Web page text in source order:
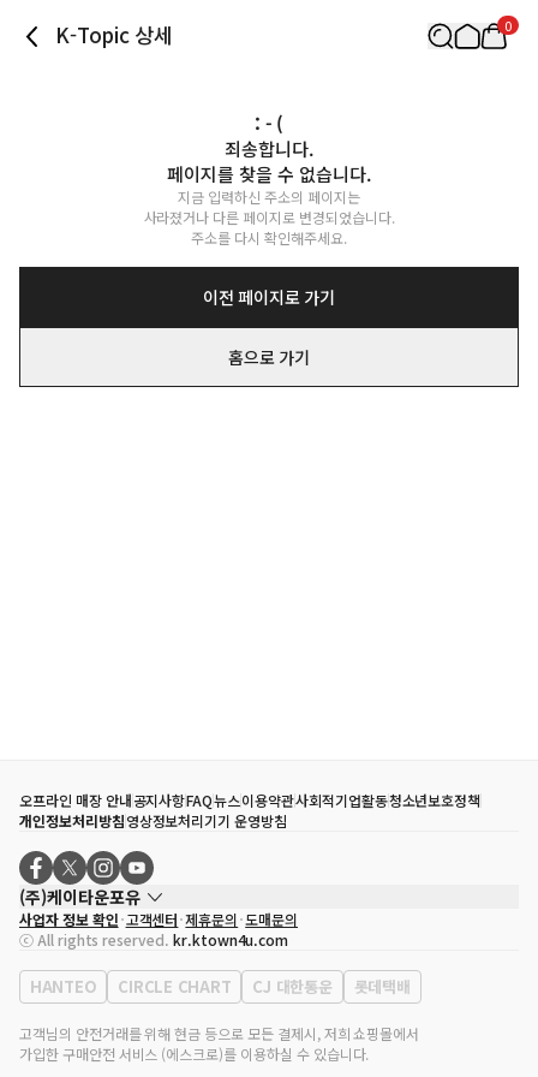
K-Topic 상세 0
: - (
죄송합니다.
페이지를 찾을 수 없습니다.
지금 입력하신 주소의 페이지는
사라졌거나 다른 페이지로 변경되었습니다.
주소를 다시 확인해주세요.
이전 페이지로 가기
홈으로 가기
오프라인 매장 안내공지사항FAQ뉴스이용약관사회적기업활동청소년보호정책
개인정보처리방침영상정보처리기기 운영방침
(주)케이타운포유
대표자
송효민
사업자등록번호
120-87-71116
통신판매업 신고번호 제2011-서울강남-02223
대표전화
02-552-9855
사업자 정보 확인 고객센터 제휴문의 도매문의
ⓒ All rights reserved. kr.ktown4u.com
HANTEO CIRCLE CHART CJ 대한통운 롯데택배
고객님의 안전거래를 위해 현금 등으로 모든 결제시, 저희 쇼핑몰에서
가입한 구매안전 서비스 (에스크로)를 이용하실 수 있습니다.